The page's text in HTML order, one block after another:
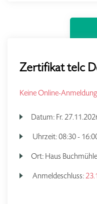
Zertifikat telc
Keine Online-
Datum: Fr.
Uhrzeit:08:30 -
Ort: Haus
Anmeldeschluss: